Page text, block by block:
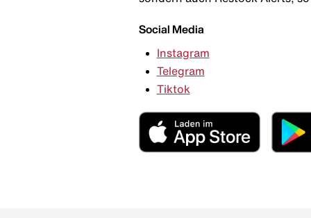
Social Media
Instagram
Telegram
Tiktok